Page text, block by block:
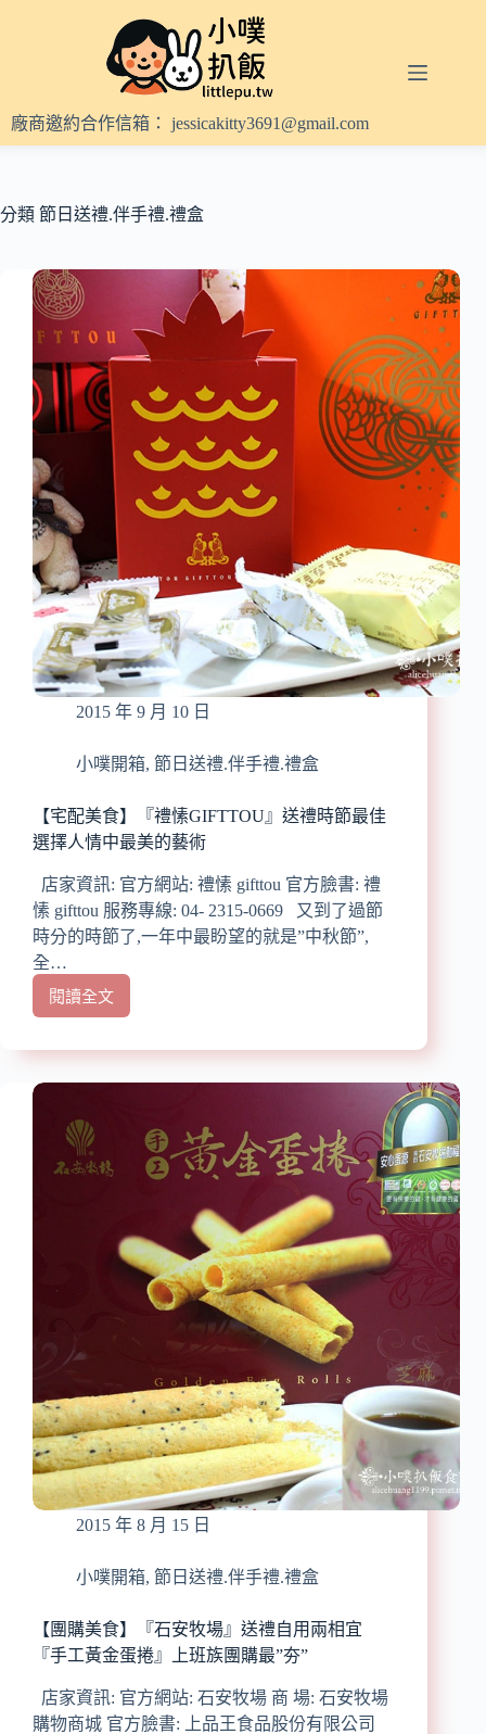
內
容
廠商邀約合作信箱： jessicakitty3691@gmail.com
分類 節日送禮.伴手禮.禮盒
2015 年 9 月 10 日
小噗開箱, 節日送禮.伴手禮.禮盒
【宅配美食】『禮愫GIFTTOU』送禮時節最佳
選擇人情中最美的藝術
店家資訊: 官方網站: 禮愫 gifttou 官方臉書: 禮
愫 gifttou 服務專線: 04- 2315-0669 又到了過節
時分的時節了,一年中最盼望的就是”中秋節”,
全…
閱讀全文
【宅
美
愫
GIFTTOU』
送
人
中
最
美
的
藝
術
2015 年 8 月 15 日
小噗開箱, 節日送禮.伴手禮.禮盒
【團購美食】『石安牧場』送禮自用兩相宜
『手工黃金蛋捲』上班族團購最”夯”
店家資訊: 官方網站: 石安牧場 商 場: 石安牧場
購物商城 官方臉書: 上品王食品股份有限公司